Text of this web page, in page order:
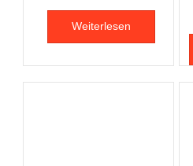
Weiterlesen